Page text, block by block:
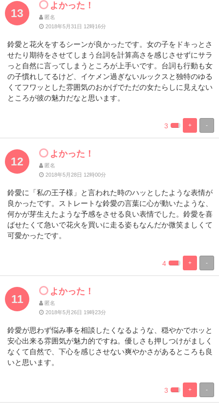
13
よかった！
匿名
2018年5月31日 12時16分
鈴愛と花火をするシーンが良かったです。女の子をドキっとさ
せたり期待をさせてしまう台詞を計算高さを感じさせずにサラ
っと自然に言ってしまうところが上手いです。台詞も行動も女
の子慣れしてるけど、イケメン過ぎないルックスと独特のゆる
くてフワッとした雰囲気のおかげでただの女たらしに見えない
ところが彼の魅力だなと思います。
-
+
%
Complete
100%
Complete
3
12
よかった！
匿名
2018年5月28日 12時00分
鈴愛に「私の王子様」と言われた時のハッとしたような表情が
良かったです。ストレートな鈴愛の言葉に心が動いたような、
何かが芽生えたような予感をさせる良い表情でした。鈴愛を喜
ばせたくて急いで花火を買いに走る姿もなんだか微笑ましくて
可愛かったです。
-
+
%
Complete
100%
Complete
4
11
よかった！
匿名
2018年5月26日 19時23分
鈴愛が思わず悩み事を相談したくなるような、穏やかでホッと
安心出来る雰囲気が魅力的ですね。優しさも押しつけがましく
なくて自然で、下心を感じさせない爽やかさがあるところも良
いと思います。
-
+
%100%
3